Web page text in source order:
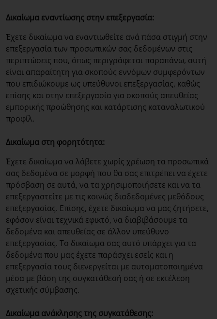
Δικαίωμα εναντίωσης στην επεξεργασία:
Έχετε δικαίωμα να εναντιωθείτε ανά πάσα στιγμή στην
επεξεργασία των προσωπικών σας δεδομένων στις
περιπτώσεις που, όπως περιγράφεται παραπάνω, αυτή
είναι απαραίτητη για σκοπούς εννόμων συμφερόντων
που επιδιώκουμε ως υπεύθυνοι επεξεργασίας, καθώς
επίσης και στην επεξεργασία για σκοπούς απευθείας
εμπορικής προώθησης και κατάρτισης καταναλωτικού
προφίλ.
Δικαίωμα στη φορητότητα:
Έχετε δικαίωμα να λάβετε χωρίς χρέωση τα προσωπικά
σας δεδομένα σε μορφή που θα σας επιτρέπει να έχετε
πρόσβαση σε αυτά, να τα χρησιμοποιήσετε και να τα
επεξεργαστείτε με τις κοινώς διαδεδομένες μεθόδους
επεξεργασίας. Επίσης, έχετε δικαίωμα να μας ζητήσετε,
εφόσον είναι τεχνικά εφικτό, να διαβιβάσουμε τα
δεδομένα και απευθείας σε άλλον υπεύθυνο
επεξεργασίας. Το δικαίωμα σας αυτό υπάρχει για τα
δεδομένα που μας έχετε παράσχει εσείς και η
επεξεργασία τους διενεργείται με αυτοματοποιημένα
μέσα με βάση της συγκατάθεσή σας ή σε εκτέλεση
σχετικής σύμβασης.
Δικαίωμα ανάκλησης της συγκατάθεσης: